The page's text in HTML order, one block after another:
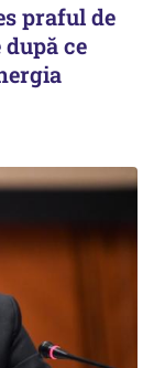
praful de
ce